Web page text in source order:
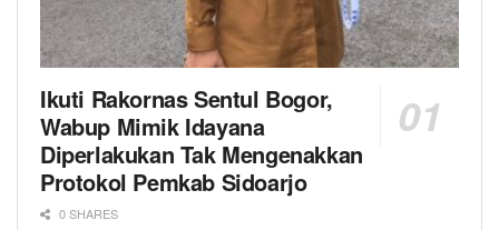
Ikuti Rakornas Sentul Bogor,
Wabup Mimik Idayana
Diperlakukan Tak Mengenakkan
Protokol Pemkab Sidoarjo
0 SHARES